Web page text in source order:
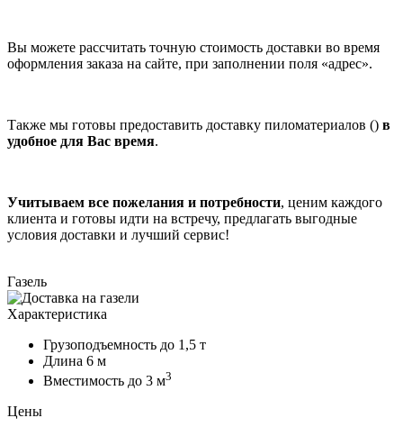
Вы можете рассчитать точную стоимость доставки во время
оформления заказа на сайте, при заполнении поля «адрес».
Также мы готовы предоставить доставку пиломатериалов () в
удобное для Вас время.
Учитываем все пожелания и потребности, ценим каждого
клиента и готовы идти на встречу, предлагать выгодные
условия доставки и лучший сервис!
Газель
Характеристика
Грузоподъемность до 1,5 т
Длина 6 м
Вместимость до 3 м3
Цены